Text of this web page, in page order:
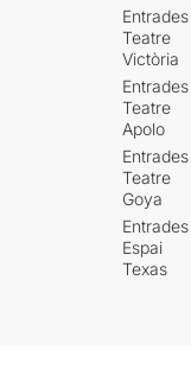
Entrades
Teatre
Victòria
Entrades
Teatre
Apolo
Entrades
Teatre
Goya
Entrades
Espai
Texas